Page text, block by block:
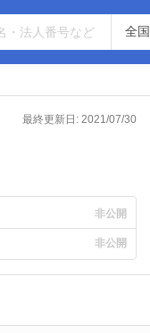
最終更新日: 2021/07/30
非公開
非公開